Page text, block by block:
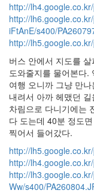
http://
http://
iFtAnE/s400/
http://
버스 안에서 지도를
도와줄지를 물어본다.
여행 오니까 그냥 만
내려서 아까 헤맸던
차림으로 다니기에는
다 도는데 40분 정도
찍어서 들어갔다.
http://
http://
http://
Ww/s400/